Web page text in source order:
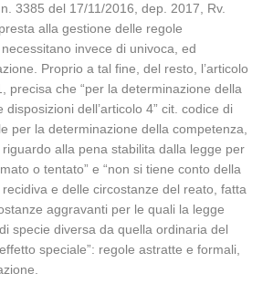
3385 del 17/11/2016, dep. 2017, Rv.
alla gestione delle regole
invece di univoca, ed
Proprio a tal fine, del resto, l’articolo
precisa che “per la determinazione della
dell’articolo 4” cit. codice di
per la determinazione della competenza,
riguardo alla pena stabilita dalla legge per
o tentato” e “non si tiene conto della
e delle circostanze del reato, fatta
aggravanti per le quali la legge
specie diversa da quella ordinaria del
speciale”: regole astratte e formali,